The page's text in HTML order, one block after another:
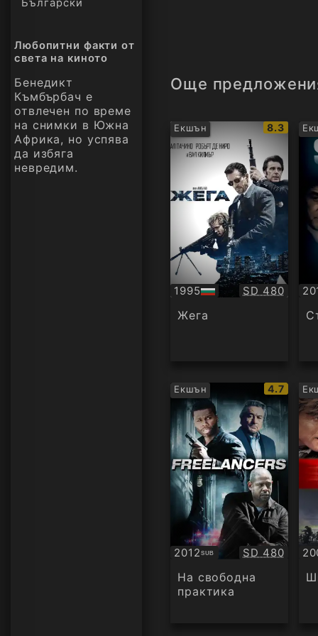
Български
Любопитни факти от
света на киното
Бенедикт
Къмбърбач е
отвлечен по време
на снимки в Южна
Африка, но успява
да избяга
невредим.
Още
Екшън
IMDb
рейтинг:
8.3
1995
БГ
аудио
Качество:
SD 480
Жега
БГ
Екшън
IMDb
рейтинг:
4.7
2012SUB
Субтитри Качество:
SD 480
На свободна
практика
БГ